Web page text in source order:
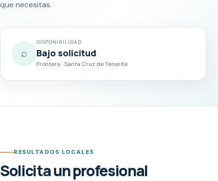
que necesitas.
⌕
DISPONIBILIDAD
Bajo solicitud
Frontera · Santa Cruz de Tenerife
RESULTADOS LOCALES
Solicita un profesional